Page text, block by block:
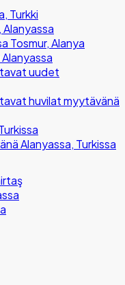
Turkki
Tosmur, Alanya
uudet
huvilat myytävänä
Alanyassa, Turkissa